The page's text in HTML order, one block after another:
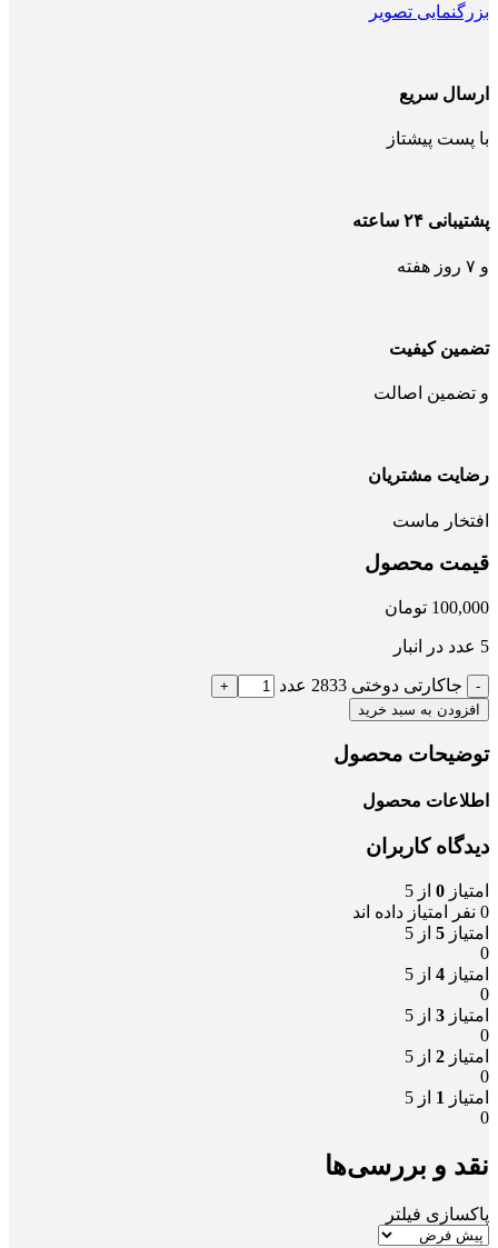
بزرگنمایی تصویر
ارسال سریع
با پست پیشتاز
پشتیبانی ۲۴ ساعته
و ۷ روز هفته
تضمین کیفیت
و تضمین اصالت
رضایت مشتریان
افتخار ماست
قیمت محصول
100,000 تومان
5 عدد در انبار
جاکارتی دوختی 2833 عدد
افزودن به سبد خرید
توضیحات محصول
اطلاعات محصول
دیدگاه کاربران
امتیاز 0 از 5
0 نفر امتیاز داده اند
امتیاز 5 از 5
0
امتیاز 4 از 5
0
امتیاز 3 از 5
0
امتیاز 2 از 5
0
امتیاز 1 از 5
0
نقد و بررسی‌ها
پاکسازی فیلتر